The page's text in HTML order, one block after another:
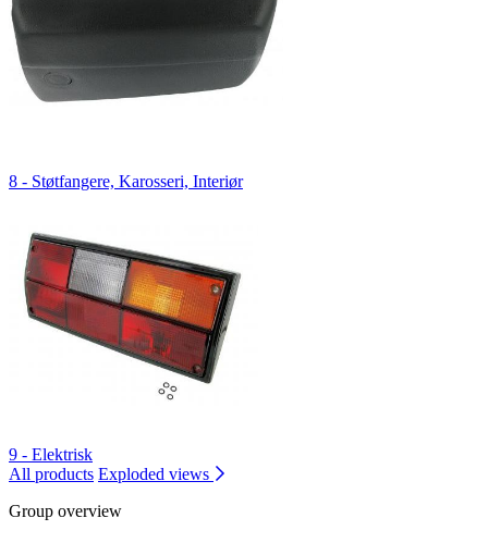
8 - Støtfangere, Karosseri, Interiør
9 - Elektrisk
All products Exploded views
Group overview